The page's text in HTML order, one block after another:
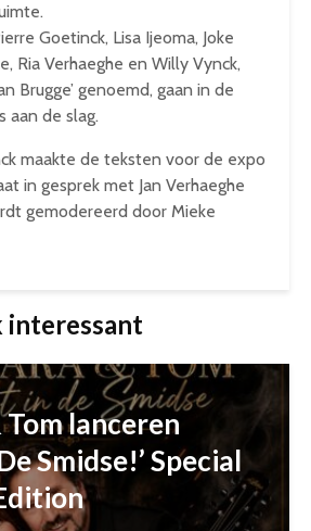
Goetinck, Lisa Ijeoma, Joke
Ria Verhaeghe en Willy Vynck,
Brugge’ genoemd, gaan in de
aan de slag.
maakte de teksten voor de expo
in gesprek met Jan Verhaeghe
gemodereerd door Mieke
interessant
Tom lanceren
Smidse!’ Special